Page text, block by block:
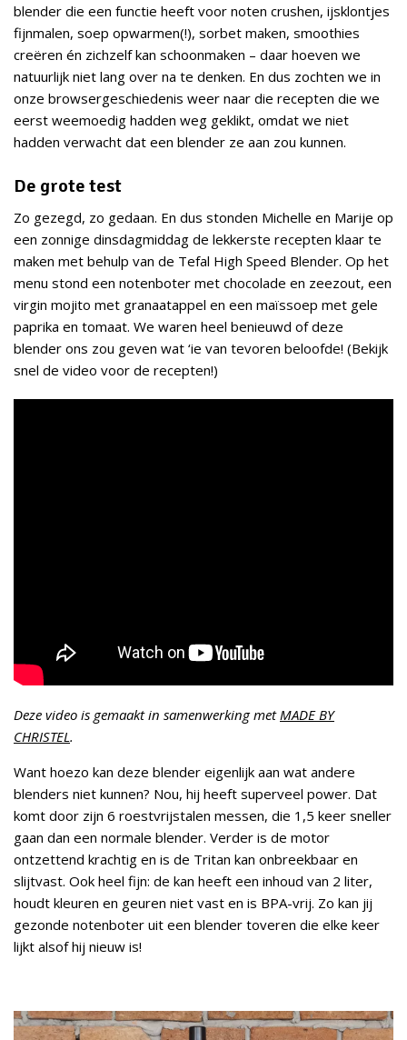
blender die een functie heeft voor noten crushen, ijsklontjes
fijnmalen, soep opwarmen(!), sorbet maken, smoothies
creëren én zichzelf kan schoonmaken – daar hoeven we
natuurlijk niet lang over na te denken. En dus zochten we in
onze browsergeschiedenis weer naar die recepten die we
eerst weemoedig hadden weg geklikt, omdat we niet
hadden verwacht dat een blender ze aan zou kunnen.
De grote test
Zo gezegd, zo gedaan. En dus stonden Michelle en Marije op
een zonnige dinsdagmiddag de lekkerste recepten klaar te
maken met behulp van de Tefal High Speed Blender. Op het
menu stond een notenboter met chocolade en zeezout, een
virgin mojito met granaatappel en een maïssoep met gele
paprika en tomaat. We waren heel benieuwd of deze
blender ons zou geven wat ‘ie van tevoren beloofde! (Bekijk
snel de video voor de recepten!)
Deze video is gemaakt in samenwerking met MADE BY
CHRISTEL.
Want hoezo kan deze blender eigenlijk aan wat andere
blenders niet kunnen? Nou, hij heeft superveel power. Dat
komt door zijn 6 roestvrijstalen messen, die 1,5 keer sneller
gaan dan een normale blender. Verder is de motor
ontzettend krachtig en is de Tritan kan onbreekbaar en
slijtvast. Ook heel fijn: de kan heeft een inhoud van 2 liter,
houdt kleuren en geuren niet vast en is BPA-vrij. Zo kan jij
gezonde notenboter uit een blender toveren die elke keer
lijkt alsof hij nieuw is!